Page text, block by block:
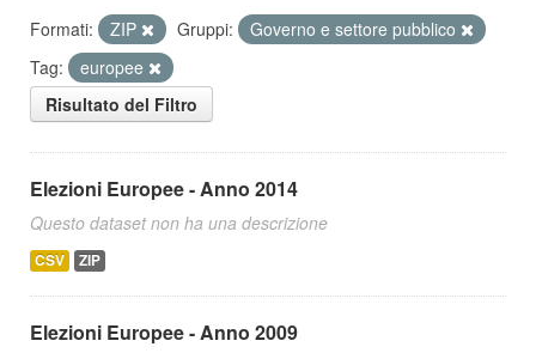
Formati: ZIP Gruppi:
Governo e settore pubblico
Tag:
europee
Risultato del Filtro
Elezioni Europee - Anno 2014
Questo dataset non ha una descrizione
CSV ZIP
Elezioni Europee - Anno 2009